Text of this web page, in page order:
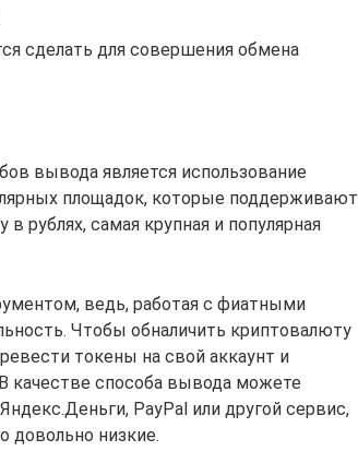
сделать для совершения обмена
вывода является использование
площадок, которые поддерживают
рублях, самая крупная и популярная
ведь, работая с фиатными
Чтобы обналичить криптовалюту
токены на свой аккаунт и
качестве способа вывода можете
PayPal или другой сервис,
довольно низкие.